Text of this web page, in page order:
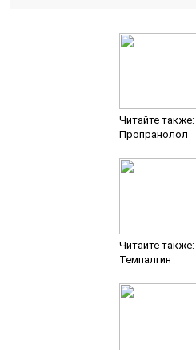
Читайте также:
Пропранолол
Читайте также:
Темпалгин